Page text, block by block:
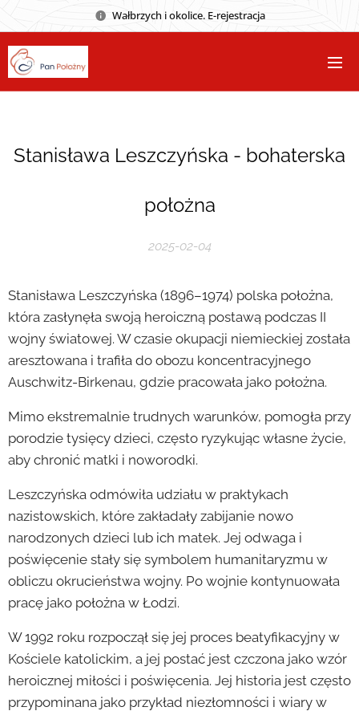
Wałbrzych i okolice. E-rejestracja
Stanisława Leszczyńska - bohaterska
położna
2025-02-04
Stanisława Leszczyńska (1896–1974) polska położna,
która zasłynęła swoją heroiczną postawą podczas II
wojny światowej. W czasie okupacji niemieckiej została
aresztowana i trafiła do obozu koncentracyjnego
Auschwitz-Birkenau, gdzie pracowała jako położna.
Mimo ekstremalnie trudnych warunków, pomogła przy
porodzie tysięcy dzieci, często ryzykując własne życie,
aby chronić matki i noworodki.
Leszczyńska odmówiła udziału w praktykach
nazistowskich, które zakładały zabijanie nowo
narodzonych dzieci lub ich matek. Jej odwaga i
poświęcenie stały się symbolem humanitaryzmu w
obliczu okrucieństwa wojny. Po wojnie kontynuowała
pracę jako położna w Łodzi.
W 1992 roku rozpoczął się jej proces beatyfikacyjny w
Kościele katolickim, a jej postać jest czczona jako wzór
heroicznej miłości i poświęcenia. Jej historia jest często
przypominana jako przykład niezłomności i wiary w